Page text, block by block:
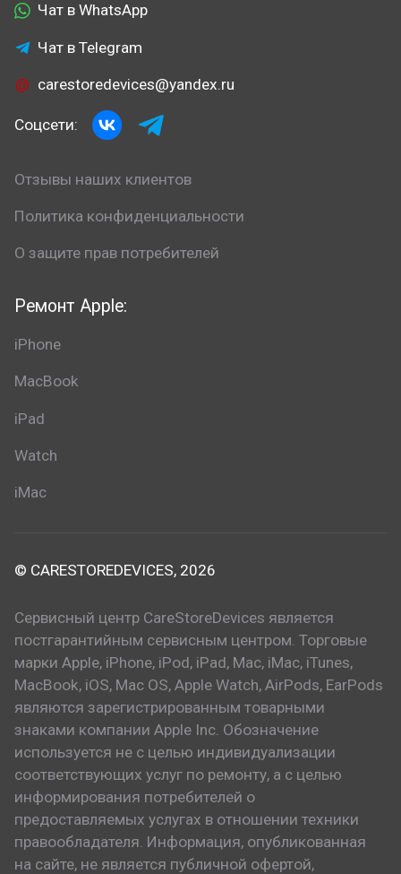
Ремонт Apple:
iPhone
MacBook
iPad
Watch
iMac
Чат в WhatsApp
Чат в Telegram
carestoredevices@yandex.ru
Соцсети:
Отзывы наших клиентов
Политика конфиденциальности
О защите прав потребителей
© CARESTOREDEVICES, 2026
Сервисный центр CareStoreDevices является
постгарантийным сервисным центром. Торговые
марки Apple, iPhone, iPod, iPad, Mac, iMac, iTunes,
MacBook, iOS, Mac OS, Apple Watch, AirPods, EarPods
являются зарегистрированным товарными
знаками компании Apple Inc. Обозначение
используется не с целью индивидуализации
соответствующих услуг по ремонту, а с целью
информирования потребителей о
предоставляемых услугах в отношении техники
правообладателя. Информация, опубликованная
на сайте, не является публичной офертой,